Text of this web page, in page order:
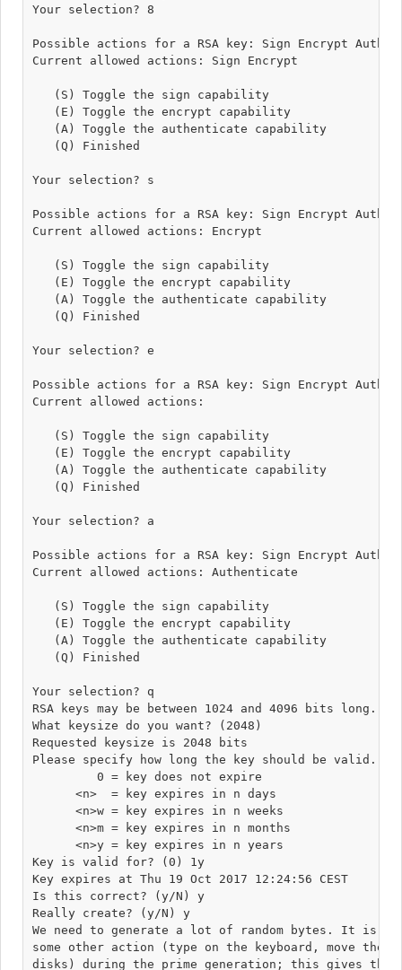
Your selection? 8
Possible actions for a RSA key: Sign Encrypt
Current allowed actions: Sign Encrypt
   (S) Toggle the sign capability
   (E) Toggle the encrypt capability
   (A) Toggle the authenticate capability
   (Q) Finished
Your selection? s
Possible actions for a RSA key: Sign Encrypt
Current allowed actions: Encrypt
   (S) Toggle the sign capability
   (E) Toggle the encrypt capability
   (A) Toggle the authenticate capability
   (Q) Finished
Your selection? e
Possible actions for a RSA key: Sign Encrypt
Current allowed actions:
   (S) Toggle the sign capability
   (E) Toggle the encrypt capability
   (A) Toggle the authenticate capability
   (Q) Finished
Your selection? a
Possible actions for a RSA key: Sign Encrypt
Current allowed actions: Authenticate
   (S) Toggle the sign capability
   (E) Toggle the encrypt capability
   (A) Toggle the authenticate capability
   (Q) Finished
Your selection? q
RSA keys may be between 1024 and 4096 bits long.
What keysize do you want? (2048)
Requested keysize is 2048 bits
Please specify how long the key should be valid.
         0 = key does not expire
      <n>  = key expires in n days
      <n>w = key expires in n weeks
      <n>m = key expires in n months
      <n>y = key expires in n years
Key is valid for? (0) 1y
Key expires at Thu 19 Oct 2017 12:24:56 CEST
Is this correct? (y/N) y
Really create? (y/N) y
We need to generate a lot of random bytes. It is a
some other action (type on the keyboard, move the
disks) during the prime generation; this gives the